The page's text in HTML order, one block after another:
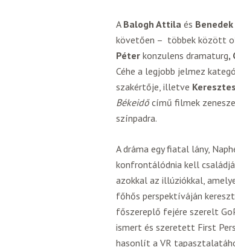
A Balogh Attila és
követően – többek között
Péter konzulens dramaturg,
Céhe a legjobb jelmez
szakértője, illetve
Békeidőcímű filmek
színpadra.
A dráma egy fiatal lány,
konfrontálódnia kell
azokkal az illúziókkal,
főhős perspektíváján
főszereplő fejére szerelt
ismert és szeretett First
hasonlít a VR